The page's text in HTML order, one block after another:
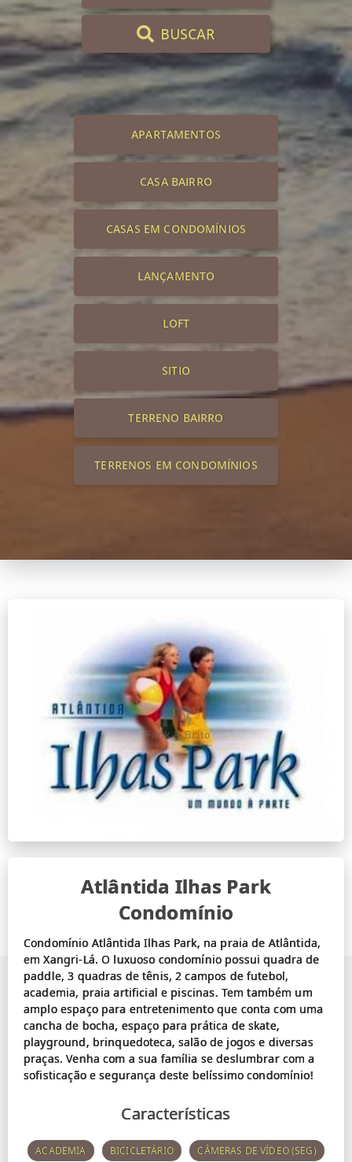
BUSCAR
APARTAMENTOS
CASA BAIRRO
CASAS EM CONDOMÍNIOS
LANÇAMENTO
LOFT
SITIO
TERRENO BAIRRO
TERRENOS EM CONDOMÍNIOS
Atlântida Ilhas Park
Condomínio
Condomínio Atlântida Ilhas Park, na praia de Atlântida,
em Xangri-Lá. O luxuoso condomínio possui quadra de
paddle, 3 quadras de tênis, 2 campos de futebol,
academia, praia artificial e piscinas. Tem também um
amplo espaço para entretenimento que conta com uma
cancha de bocha, espaço para prática de skate,
playground, brinquedoteca, salão de jogos e diversas
praças. Venha com a sua família se deslumbrar com a
Características
ACADEMIA BICICLETÁRIO CÂMERAS DE VÍDEO (SEG)